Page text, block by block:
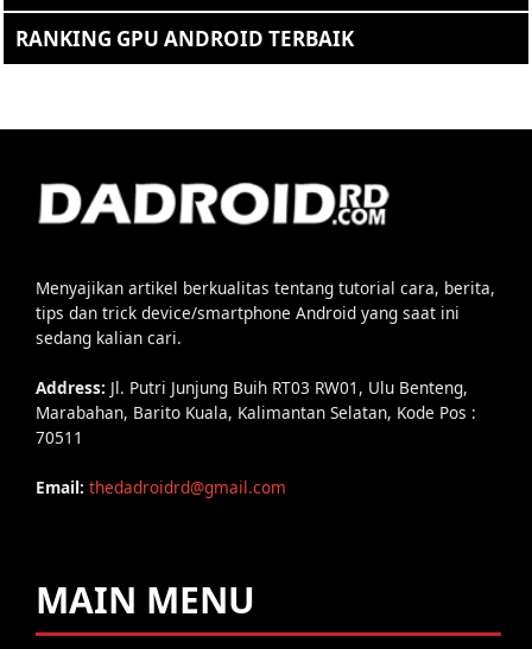
RANKING GPU ANDROID TERBAIK
Menyajikan artikel berkualitas tentang tutorial cara, berita,
tips dan trick device/smartphone Android yang saat ini
sedang kalian cari.
Address: Jl. Putri Junjung Buih RT03 RW01, Ulu Benteng,
Marabahan, Barito Kuala, Kalimantan Selatan, Kode Pos :
70511
Email: thedadroidrd@gmail.com
MAIN MENU